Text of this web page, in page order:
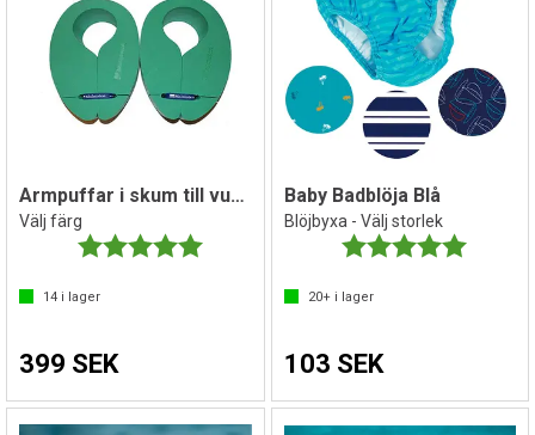
Armpuffar i skum till vuxen| Flipper
Välj färg
Betyg:
5.0 utav 5 stjärnor
14 i lager
399 SEK
Baby Badblöja Blå
Blöjbyxa - Välj storlek
Betyg:
20+i lager
103 SEK